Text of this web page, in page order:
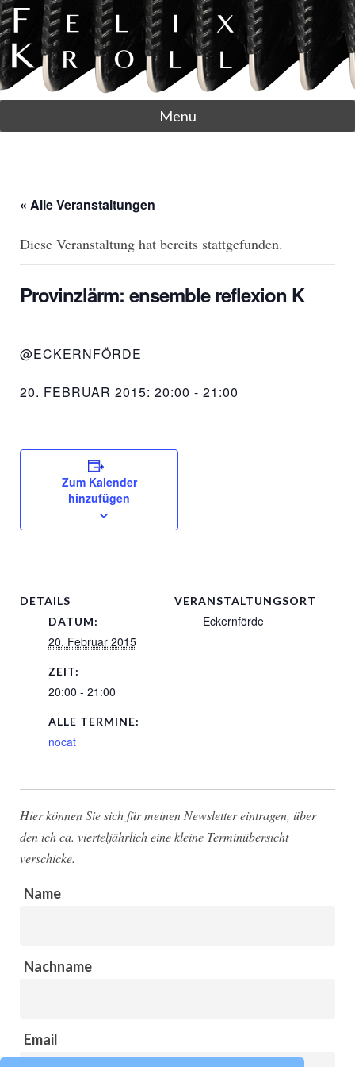
Menu
« Alle Veranstaltungen
Diese Veranstaltung hat bereits stattgefunden.
Provinzlärm: ensemble reflexion K
@ECKERNFÖRDE
20. FEBRUAR 2015: 20:00 - 21:00
Zum Kalender
hinzufügen
DETAILS
DATUM:
20. Februar 2015
ZEIT:
20:00 - 21:00
ALLE TERMINE:
nocat
VERANSTALTUNGSORT
Eckernförde
Hier können Sie sich für meinen Newsletter eintragen, über
den ich ca. vierteljährlich eine kleine Terminübersicht
verschicke.
Name
Nachname
Email